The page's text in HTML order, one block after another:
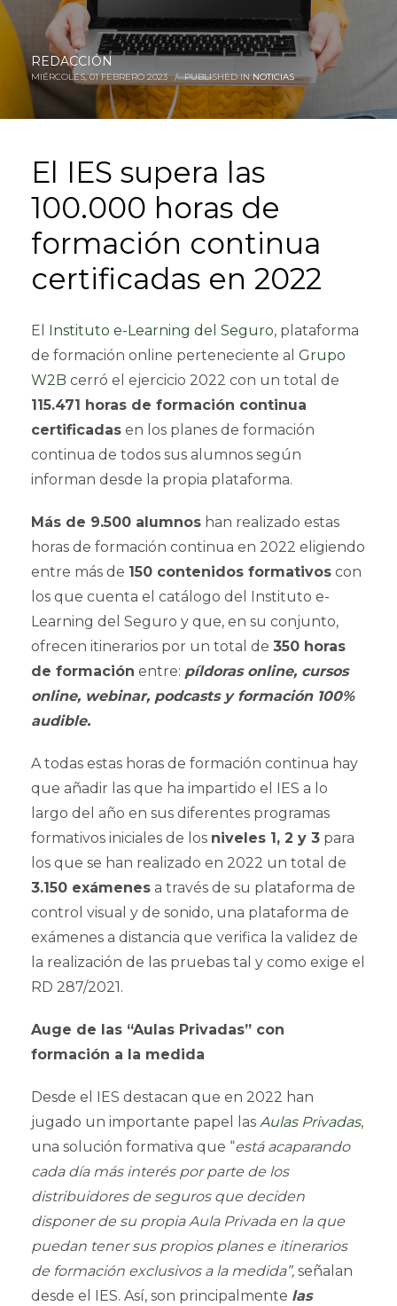
REDACCIÓN
MIÉRCOLES, 01 FEBRERO 2023 / PUBLISHED INNOTICIAS
El IES supera las
100.000 horas de
formación continua
certificadas en 2022
El Instituto e-Learning del Seguro, plataforma
de formación online perteneciente al Grupo
W2B cerró el ejercicio 2022 con un total de
115.471 horas de formación continua
certificadas en los planes de formación
continua de todos sus alumnos según
informan desde la propia plataforma.
Más de 9.500 alumnos han realizado estas
horas de formación continua en 2022 eligiendo
entre más de 150 contenidos formativos con
los que cuenta el catálogo del Instituto e-
Learning del Seguro y que, en su conjunto,
ofrecen itinerarios por un total de 350 horas
de formación entre: píldoras online, cursos
online, webinar, podcasts y formación 100%
audible.
A todas estas horas de formación continua hay
que añadir las que ha impartido el IES a lo
largo del año en sus diferentes programas
formativos iniciales de los niveles 1, 2 y 3 para
los que se han realizado en 2022 un total de
3.150 exámenes a través de su plataforma de
control visual y de sonido, una plataforma de
exámenes a distancia que verifica la validez de
la realización de las pruebas tal y como exige el
RD 287/2021.
Auge de las “Aulas Privadas” con
formación a la medida
Desde el IES destacan que en 2022 han
jugado un importante papel las Aulas Privadas,
una solución formativa que “está acaparando
cada día más interés por parte de los
distribuidores de seguros que deciden
disponer de su propia Aula Privada en la que
puedan tener sus propios planes e itinerarios
de formación exclusivos a la medida”, señalan
desde el IES. Así, son principalmente las